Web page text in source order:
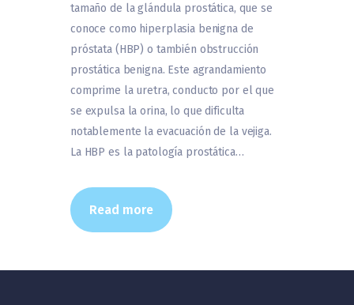
tamaño de la glándula prostática, que se
conoce como hiperplasia benigna de
próstata (HBP) o también obstrucción
prostática benigna. Este agrandamiento
comprime la uretra, conducto por el que
se expulsa la orina, lo que dificulta
notablemente la evacuación de la vejiga.
La HBP es la patología prostática…
Read more